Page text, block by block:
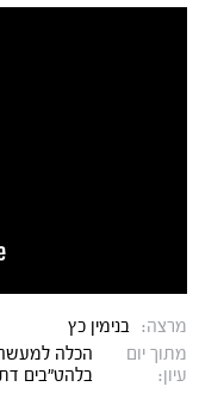
מרצה: בנימין כץ
מתוך יום
עיון:
הכלה
בלהט"בים